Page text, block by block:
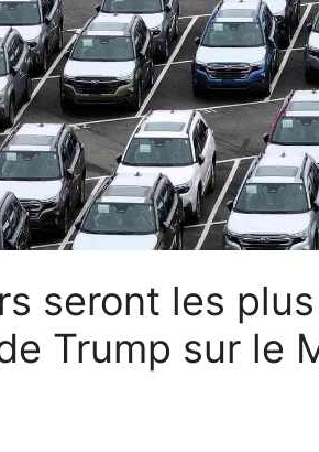
seront les
Trump sur le